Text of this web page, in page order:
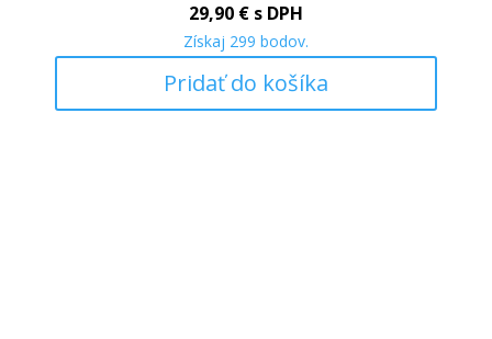
29,90 € s DPH
Získaj 299 bodov.
Pridať do košíka